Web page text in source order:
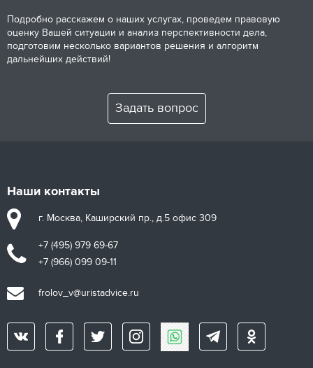
Подробно расскажем о наших услугах, проведем правовую
оценку Вашей ситуации и анализ перспективности дела,
подготовим несколько вариантов решения и алгоритм
дальнейших действий!
Задать вопрос
Наши контакты
г. Москва, Каширский пр., д.5 офис 309
+7 (495) 979 69-67
+7 (966) 099 09-11
frolov_v@uristadvice.ru